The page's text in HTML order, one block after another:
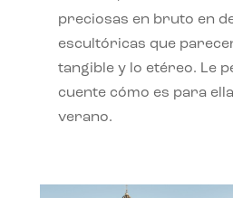
preciosas en bruto en
escultóricas que
tangible y lo etéreo. Le
cuente cómo es para
verano.